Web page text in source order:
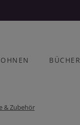
BÜCHER
& Zubehör